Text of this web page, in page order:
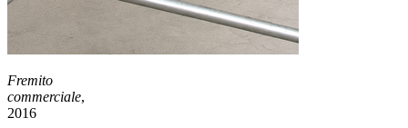
Fremito
commerciale,
2016